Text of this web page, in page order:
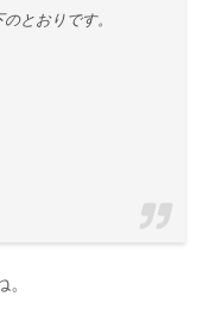
とおりです。